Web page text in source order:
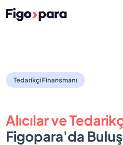
Tedarikçi Finansmanı
Alıcılar ve
Figopara'da